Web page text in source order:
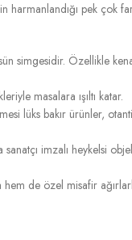
harmanlandığı pek çok
simgesidir. Özellikle
masalara ışıltı katar.
lüks bakır ürünler,
imzalı heykelsi
hem de özel misafir